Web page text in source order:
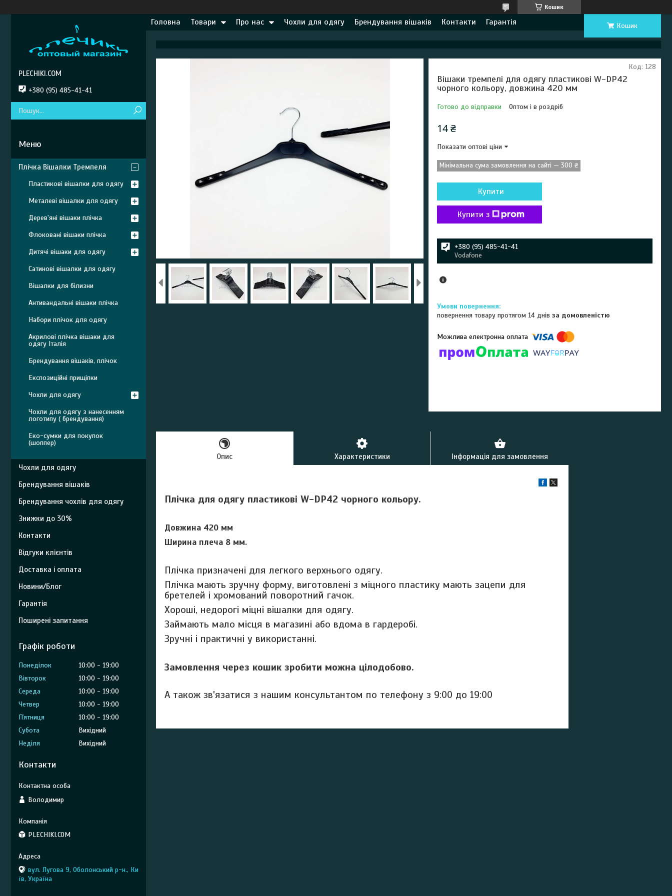
Кошик
Головна Товари Про нас Чохли для одягу Брендування вішаків Контакти Гарантія Кошик
Вішаки тремпелі для одягу пластикові W-DP42
чорного кольору, довжина 420 мм
Готово до відправки Оптом і в роздріб
Код: 128
14 ₴
Показати оптові ціни
Мінімальна сума замовлення на сайті — 300 ₴
Купити
Купити з
+380 (95) 485-41-41
Vodafone
повернення товару протягом 14 днівза домовленістю
Опис Характеристики Інформація для замовлення
Плічка для одягу пластикові W-DP42 чорного кольору.
Довжина 420 мм
Ширина плеча 8 мм.
Плічка призначені для легкого верхнього одягу.
Плічка мають зручну форму, виготовлені з міцного пластику мають зацепи для
бретелей і хромований поворотний гачок.
Хороші, недорогі міцні вішалки для одягу.
Займають мало місця в магазині або вдома в гардеробі.
Зручні і практичні у використанні.
Замовлення через кошик зробити можна цілодобово.
А також зв'язатися з нашим консультантом по телефону з 9:00 до 19:00
PLECHIKI.COM
+380 (95) 485-41-41
Плічка Вішалки Тремпеля
Пластикові вішалки для одягу
Металеві вішалки для одягу
Дерев'яні вішаки плічка
Флоковані вішаки плічка
Дитячі вішаки для одягу
Сатинові вішалки для одягу
Вішалки для білизни
Антивандальні вішаки плічка
Набори плічок для одягу
Акрилові плічка вішаки для
одягу Італія
Брендування вішаків, плічок
Експозиційні прищіпки
Чохли для одягу
Чохли для одягу з нанесенням
логотипу ( брендування)
Еко-сумки для покупок
(шоппер)
Чохли для одягу
Брендування вішаків
Брендування чохлів для одягу
Знижки до 30%
Контакти
Відгуки клієнтів
Доставка і оплата
Новини/Блог
Гарантія
Поширені запитання
Графік роботи
Понеділок 10:00
19:00
Вівторок
10:00
19:00
Середа
10:00
19:00
Четвер
10:00
19:00
Пʼятниця
10:00
19:00
Субота
Вихідний
Неділя
Вихідний
Контакти
Володимир
PLECHIKI.COM
вул. Лугова 9, Оболонський р-н., Ки
їв, Україна